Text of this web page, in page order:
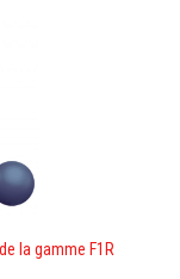
la gamme F1R